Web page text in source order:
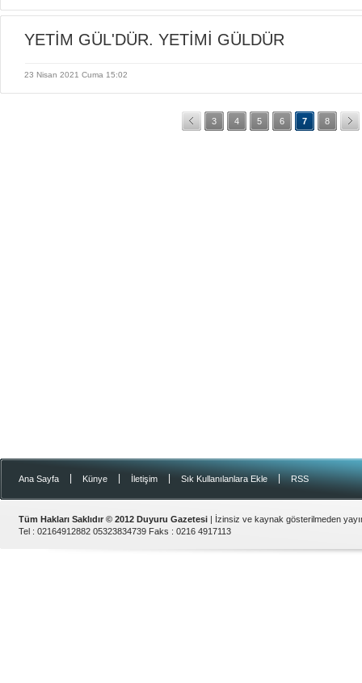
YETİM GÜL'DÜR. YETİMİ GÜLDÜR
23 Nisan 2021 Cuma 15:02
3 4 5 6 7 8
Ana Sayfa Künye İletişim Sık Kullanılanlara Ekle | RSS
Tüm Hakları Saklıdır © 2012 Duyuru Gazetesi | İzinsiz ve kaynak gösterilmeden
Tel : 02164912882 05323834739 Faks : 0216 4917113